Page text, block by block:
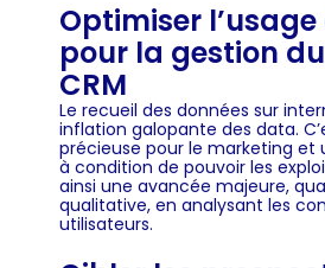
Optimiser l’usage
pour la gestion
CRM
Le recueil des données sur
inflation galopante des data.
précieuse pour le marketing et
à condition de pouvoir les
ainsi une avancée majeure,
qualitative, en analysant les
utilisateurs.